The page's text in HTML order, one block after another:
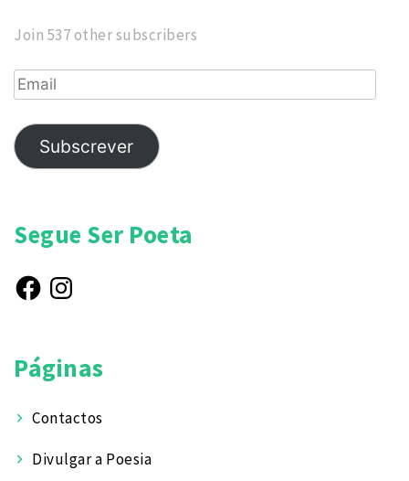
Join 537 other subscribers
Email
Subscrever
Segue Ser Poeta
FacebookInstagram
Páginas
Contactos
Divulgar a Poesia